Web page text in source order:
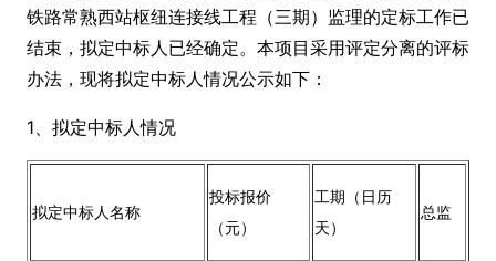
铁路常熟西站枢纽连接线工程（三期）监理的定标工作已
结束，拟定中标人已经确定。本项目采用评定分离的评标
办法，现将拟定中标人情况公示如下：
1、拟定中标人情况
拟定中标人名称
投标报价
（元）
工期（日历
天）
总监